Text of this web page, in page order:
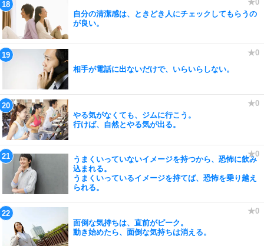
自分の清潔感は、ときどき人にチェックしてもらうの
が良い。
相手が電話に出ないだけで、いらいらしない。
やる気がなくても、ジムに行こう。
行けば、自然とやる気が出る。
うまくいっていないイメージを持つから、恐怖に飲み
込まれる。
うまくいっているイメージを持てば、恐怖を乗り越え
られる。
面倒な気持ちは、直前がピーク。
動き始めたら、面倒な気持ちは消える。